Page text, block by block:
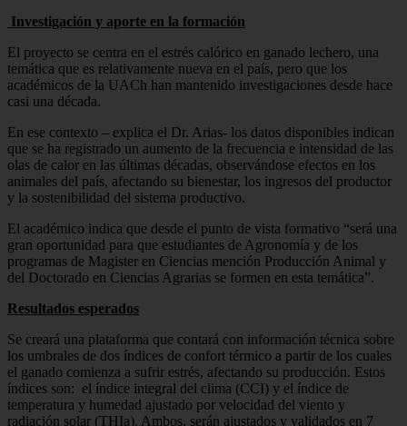
Investigación y aporte en la formación
El proyecto se centra en el estrés calórico en ganado lechero, una
temática que es relativamente nueva en el país, pero que los
académicos de la UACh han mantenido investigaciones desde hace
casi una década.
En ese contexto – explica el Dr. Arias- los datos disponibles indican
que se ha registrado un aumento de la frecuencia e intensidad de las
olas de calor en las últimas décadas, observándose efectos en los
animales del país, afectando su bienestar, los ingresos del productor
y la sostenibilidad del sistema productivo.
El académico indica que desde el punto de vista formativo “será una
gran oportunidad para que estudiantes de Agronomía y de los
programas de Magister en Ciencias mención Producción Animal y
del Doctorado en Ciencias Agrarias se formen en esta temática”.
Resultados esperados
Se creará una plataforma que contará con información técnica sobre
los umbrales de dos índices de confort térmico a partir de los cuales
el ganado comienza a sufrir estrés, afectando su producción. Estos
índices son: el índice integral del clima (CCI) y el índice de
temperatura y humedad ajustado por velocidad del viento y
radiación solar (THIa). Ambos, serán ajustados y validados en 7